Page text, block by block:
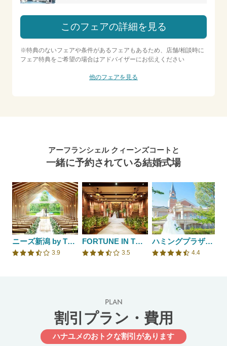
このフェアの詳細を見る
※特典のないフェアや条件があるフェアもあるため、店舗/相談時に
フェア特典をご希望の場合はアドバイザーにお伝えください
他のフェアを見る
アーフランシェル クィーンズコートと
一緒に予約されている結婚式場
ニーズ新潟 by T&G WEDDING(旧 アーククラブ迎賓館 新潟)
口コミ評価
3.9
FORTUNE IN THE TERRACE （フォーチュン イン ザ テラス）
口コミ評価
3.5
ハミングプラザＶＩＰ新潟
口コミ評価
4.4
PLAN
割引プラン・費用
ハナユメのおトクな割引があります